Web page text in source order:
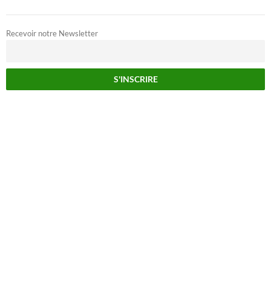
Recevoir notre Newsletter